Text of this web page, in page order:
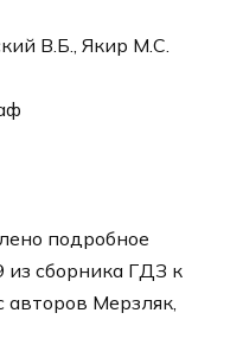
В.Б., Якир М.С.
подробное
сборника ГДЗ к
авторов Мерзляк,